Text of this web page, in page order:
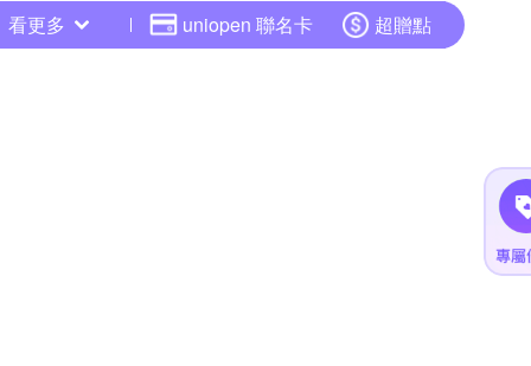
看更多 uniopen 聯名卡 超贈點